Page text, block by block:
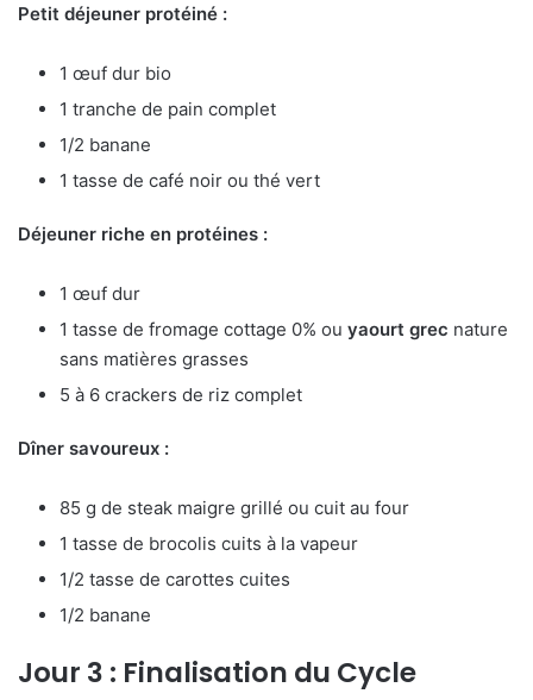
Petit déjeuner protéiné :
1 œuf dur bio
1 tranche de pain complet
1/2 banane
1 tasse de café noir ou thé vert
Déjeuner riche en protéines :
1 œuf dur
1 tasse de fromage cottage 0% ou yaourt grec nature
sans matières grasses
5 à 6 crackers de riz complet
Dîner savoureux :
85 g de steak maigre grillé ou cuit au four
1 tasse de brocolis cuits à la vapeur
1/2 tasse de carottes cuites
1/2 banane
Jour 3 : Finalisation du Cycle